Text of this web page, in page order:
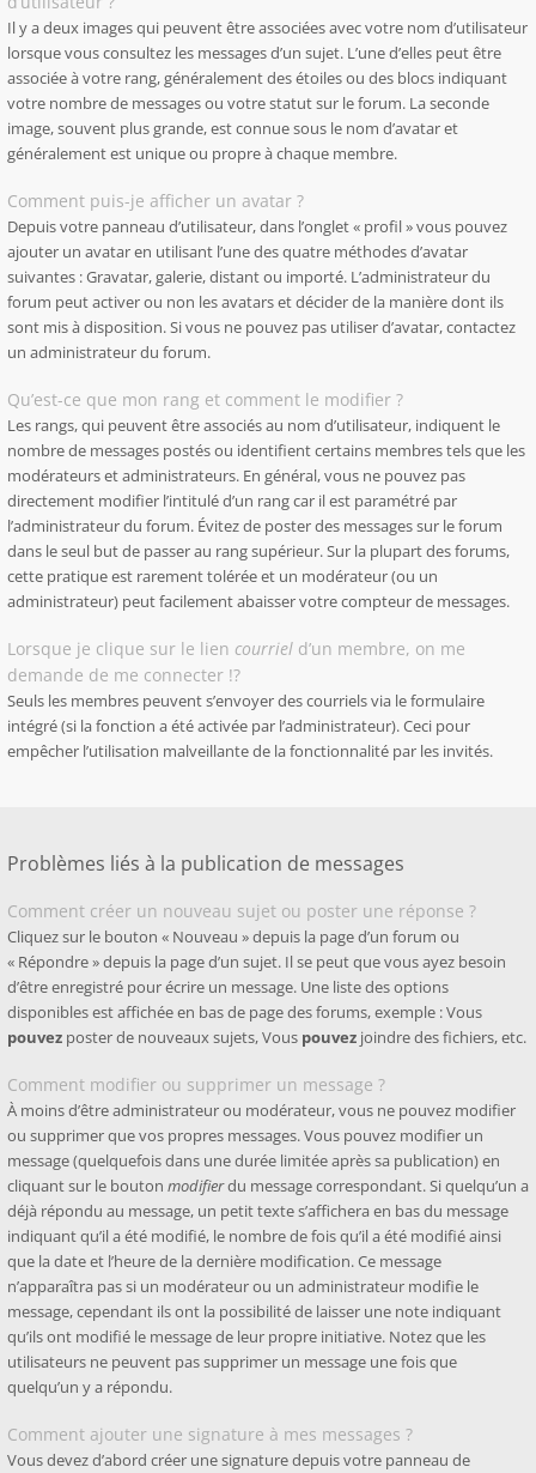
Il y a deux images qui peuvent être associées avec votre nom d’utilisateur
lorsque vous consultez les messages d’un sujet. L’une d’elles peut être
associée à votre rang, généralement des étoiles ou des blocs indiquant
votre nombre de messages ou votre statut sur le forum. La seconde
image, souvent plus grande, est connue sous le nom d’avatar et
généralement est unique ou propre à chaque membre.
Comment puis-je afficher un avatar ?
Depuis votre panneau d’utilisateur, dans l’onglet « profil » vous pouvez
ajouter un avatar en utilisant l’une des quatre méthodes d’avatar
suivantes : Gravatar, galerie, distant ou importé. L’administrateur du
forum peut activer ou non les avatars et décider de la manière dont ils
sont mis à disposition. Si vous ne pouvez pas utiliser d’avatar, contactez
un administrateur du forum.
Qu’est-ce que mon rang et comment le modifier ?
Les rangs, qui peuvent être associés au nom d’utilisateur, indiquent le
nombre de messages postés ou identifient certains membres tels que les
modérateurs et administrateurs. En général, vous ne pouvez pas
directement modifier l’intitulé d’un rang car il est paramétré par
l’administrateur du forum. Évitez de poster des messages sur le forum
dans le seul but de passer au rang supérieur. Sur la plupart des forums,
cette pratique est rarement tolérée et un modérateur (ou un
administrateur) peut facilement abaisser votre compteur de messages.
Lorsque je clique sur le lien courriel d’un membre, on me
demande de me connecter !?
Seuls les membres peuvent s’envoyer des courriels via le formulaire
intégré (si la fonction a été activée par l’administrateur). Ceci pour
empêcher l’utilisation malveillante de la fonctionnalité par les invités.
Problèmes liés à la publication de messages
Comment créer un nouveau sujet ou poster une réponse ?
Cliquez sur le bouton « Nouveau » depuis la page d’un forum ou
« Répondre » depuis la page d’un sujet. Il se peut que vous ayez besoin
d’être enregistré pour écrire un message. Une liste des options
disponibles est affichée en bas de page des forums, exemple : Vous
pouvez poster de nouveaux sujets, Vous pouvez joindre des fichiers, etc.
Comment modifier ou supprimer un message ?
À moins d’être administrateur ou modérateur, vous ne pouvez modifier
ou supprimer que vos propres messages. Vous pouvez modifier un
message (quelquefois dans une durée limitée après sa publication) en
cliquant sur le bouton modifierdu message correspondant. Si quelqu’un a
déjà répondu au message, un petit texte s’affichera en bas du message
indiquant qu’il a été modifié, le nombre de fois qu’il a été modifié ainsi
que la date et l’heure de la dernière modification. Ce message
n’apparaîtra pas si un modérateur ou un administrateur modifie le
message, cependant ils ont la possibilité de laisser une note indiquant
qu’ils ont modifié le message de leur propre initiative. Notez que les
utilisateurs ne peuvent pas supprimer un message une fois que
quelqu’un y a répondu.
Comment ajouter une signature à mes messages ?
Vous devez d’abord créer une signature depuis votre panneau de